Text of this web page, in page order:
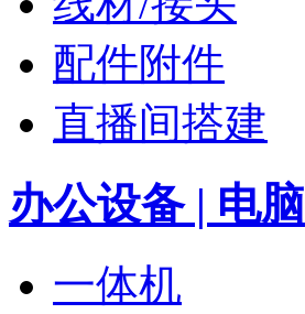
配件附件
直播间搭建
办公设备 | 电脑
一体机